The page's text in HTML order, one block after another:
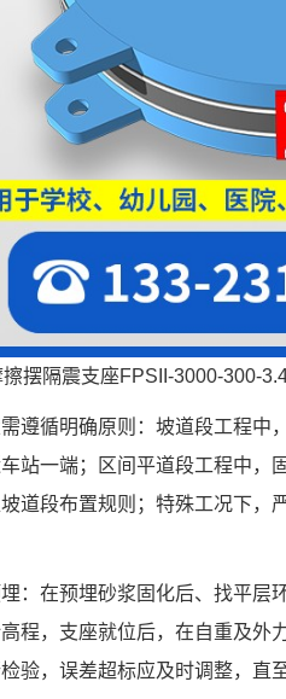
擦摆隔震支座FPSII-3000-300-
遵循明确原则：坡道段工程中
站一端；区间平道段工程中，
道段布置规则；特殊工况下，
：在预埋砂浆固化后、找平层
程，支座就位后，在自重及外
验，误差超标应及时调整，直